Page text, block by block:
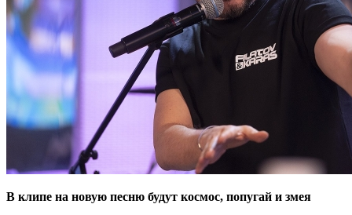
В клипе на новую песню будут космос, попугай и змея